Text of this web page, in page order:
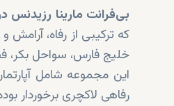
بی‌فرانت مارینا رزیدنس‌
که ترکیبی از رفاه،
خلیج فارس، سواحل بکر،
این مجموعه شامل
رفاهی لاکچری برخوردار